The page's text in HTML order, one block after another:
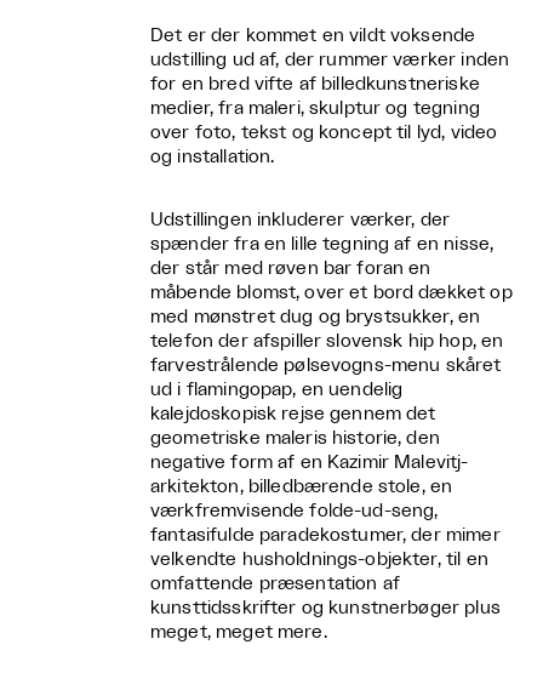
Det er der kommet en vildt voksende
udstilling ud af, der rummer værker inden
for en bred vifte af billedkunstneriske
medier, fra maleri, skulptur og tegning
over foto, tekst og koncept til lyd, video
og installation.
Udstillingen inkluderer værker, der
spænder fra en lille tegning af en nisse,
der står med røven bar foran en
måbende blomst, over et bord dækket op
med mønstret dug og brystsukker, en
telefon der afspiller slovensk hip hop, en
farvestrålende pølsevogns-menu skåret
ud i flamingopap, en uendelig
kalejdoskopisk rejse gennem det
geometriske maleris historie, den
negative form af en Kazimir Malevitj-
arkitekton, billedbærende stole, en
værkfremvisende folde-ud-seng,
fantasifulde paradekostumer, der mimer
velkendte husholdnings-objekter, til en
omfattende præsentation af
kunsttidsskrifter og kunstnerbøger plus
meget, meget mere.